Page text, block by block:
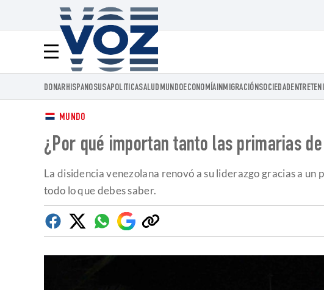
Menú
Voz.us
DONARHISPANOSUSAPOLITICASALUD MUNDOECONOMÍAINMIGRACIÓNSOCIEDAD
MUNDO
¿Por qué importan tanto las primarias
La disidencia venezolana renovó a su liderazgo gracias a
todo lo que debes saber.
Facebook
TwitterWhatsapp
Google
Discover
Copiar
enlace